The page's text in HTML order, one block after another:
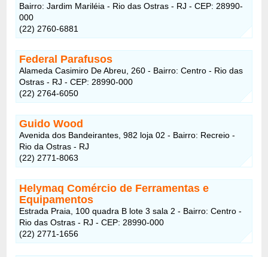
Bairro: Jardim Mariléia - Rio das Ostras - RJ - CEP: 28990-
000
(22) 2760-6881
Federal Parafusos
Alameda Casimiro De Abreu, 260 - Bairro: Centro - Rio das
Ostras - RJ - CEP: 28990-000
(22) 2764-6050
Guido Wood
Avenida dos Bandeirantes, 982 loja 02 - Bairro: Recreio -
Rio da Ostras - RJ
(22) 2771-8063
Helymaq Comércio de Ferramentas e
Equipamentos
Estrada Praia, 100 quadra B lote 3 sala 2 - Bairro: Centro -
Rio das Ostras - RJ - CEP: 28990-000
(22) 2771-1656